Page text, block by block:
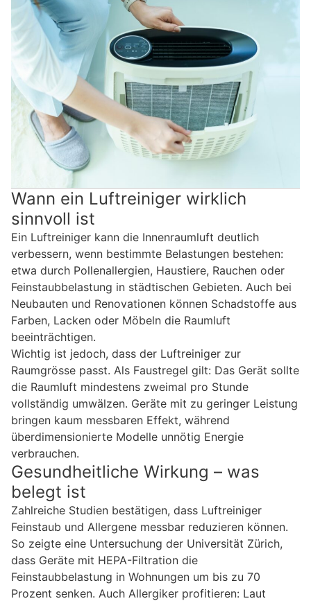
Wann ein Luftreiniger wirklich
sinnvoll ist
Ein Luftreiniger kann die Innenraumluft deutlich
verbessern, wenn bestimmte Belastungen bestehen:
etwa durch Pollenallergien, Haustiere, Rauchen oder
Feinstaubbelastung in städtischen Gebieten. Auch bei
Neubauten und Renovationen können Schadstoffe aus
Farben, Lacken oder Möbeln die Raumluft
beeinträchtigen.
Wichtig ist jedoch, dass der Luftreiniger zur
Raumgrösse passt. Als Faustregel gilt: Das Gerät sollte
die Raumluft mindestens zweimal pro Stunde
vollständig umwälzen. Geräte mit zu geringer Leistung
bringen kaum messbaren Effekt, während
überdimensionierte Modelle unnötig Energie
verbrauchen.
Gesundheitliche Wirkung – was
belegt ist
Zahlreiche Studien bestätigen, dass Luftreiniger
Feinstaub und Allergene messbar reduzieren können.
So zeigte eine Untersuchung der Universität Zürich,
dass Geräte mit HEPA-Filtration die
Feinstaubbelastung in Wohnungen um bis zu 70
Prozent senken. Auch Allergiker profitieren: Laut